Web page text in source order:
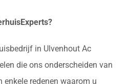
in Ulvenhout Ac
die ons onderscheiden van
enkele redenen waarom u